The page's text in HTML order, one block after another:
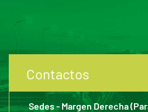
Contactos
Sedes - Margen Derecha